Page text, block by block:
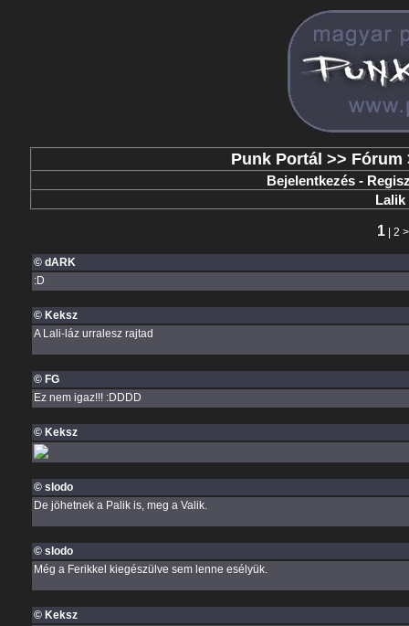
Punk Portál >> Fórum
Bejelentkezés -
Lalik
1| 2
© dARK
:D
© Keksz
A Lali-láz urralesz rajtad
© FG
Ez nem igaz!!! :DDDD
© Keksz
© slodo
De jöhetnek a Palik is, meg a Valik.
© slodo
Még a Ferikkel kiegészülve sem lenne esélyük.
© Keksz